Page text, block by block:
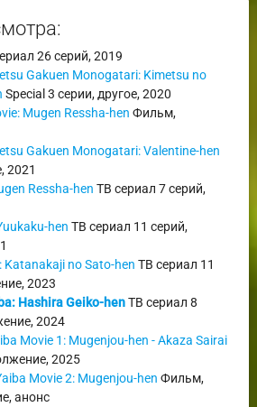
26 серий,2019
Gakuen Monogatari: Kimetsu no
Special 3 серии, другое,2020
Mugen Ressha-hen Фильм,
Gakuen Monogatari: Valentine-hen
,2021
Ressha-hen ТВ сериал 7 серий,
hen ТВ сериал 11 серий,
Katanakaji no Sato-hen ТВ сериал 11
,2023
Hashira Geiko-henТВ сериал 8
,2024
Movie 1: Mugenjou-hen - Akaza Sairai
,2025
Movie 2: Mugenjou-hen Фильм,
,анонс